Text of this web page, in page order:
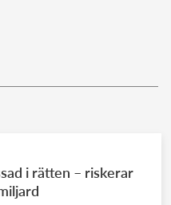
i rätten – riskerar